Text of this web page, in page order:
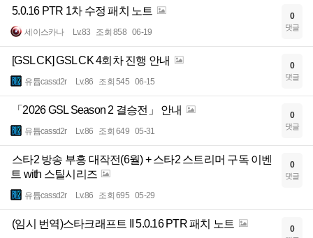
5.0.16 PTR 1차 수정 패치 노트
세이스카나 Lv.83 조회 858 06-19
0
댓글
[GSL CK] GSL CK 4회차 진행 안내
유튭cassd2r Lv.86 조회 545 06-15
0
댓글
「2026 GSL Season 2 결승전」 안내
유튭cassd2r Lv.86 조회 649 05-31
0
댓글
스타2 방송 부흥 대작전(6월) + 스타2 스트리머 구독 이벤
트 with 스틸시리즈
유튭cassd2r Lv.86 조회 695 05-29
0
댓글
(임시 번역)스타크래프트 II 5.0.16 PTR 패치 노트 0